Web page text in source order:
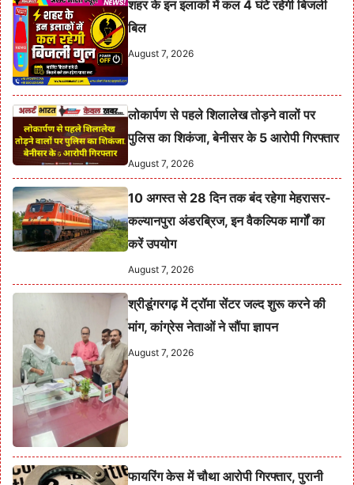
शहर के इन इलाकों में कल 4 घंटे रहेगी बिजली
बिल
August 7, 2026
लोकार्पण से पहले शिलालेख तोड़ने वालों पर
पुलिस का शिकंजा, बेनीसर के 5 आरोपी गिरफ्तार
August 7, 2026
10 अगस्त से 28 दिन तक बंद रहेगा मेहरासर-
कल्यानपुरा अंडरब्रिज, इन वैकल्पिक मार्गों का
करें उपयोग
August 7, 2026
श्रीडूंगरगढ़ में ट्रॉमा सेंटर जल्द शुरू करने की
मांग, कांग्रेस नेताओं ने सौंपा ज्ञापन
August 7, 2026
फायरिंग केस में चौथा आरोपी गिरफ्तार, पुरानी